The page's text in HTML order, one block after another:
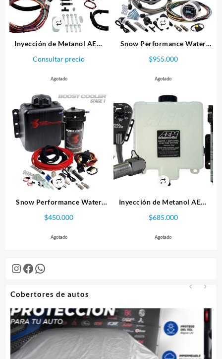
Instagram
Facebook
WhatsApp
Cobertores de autos
Inyección de Metanol AEM
Consultar precio
Agotado
Snow Performance Water
Power-Max (Pro-Line)
$955.000
Agotado
Snow Performance Water
$450.000
Agotado
Inyección de Metanol AEM
$685.000
Agotado